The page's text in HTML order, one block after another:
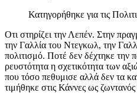
Κατηγορήθηκε για τις
Οτι στηρίζει την Λεπέν. Στην
την Γαλλία του Ντεγκωλ, την
πολιτισμό. Ποτέ δεν δέχτηκε την
ρευστότητα η σχετικότητα των
που τόσο πεθυμισε αλλά δεν τα
τιμήθηκε στις Κάννες ως